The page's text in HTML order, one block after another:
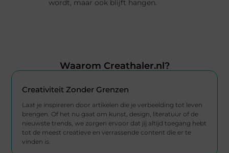
wordt, maar ook blijft hangen.
Waarom Creathaler.nl?
Creativiteit Zonder Grenzen
Laat je inspireren door artikelen die je verbeelding tot leven
brengen. Of het nu gaat om kunst, design, literatuur of de
nieuwste trends, we zorgen ervoor dat jij altijd toegang hebt
tot de meest creatieve en verrassende content die er te
vinden is.